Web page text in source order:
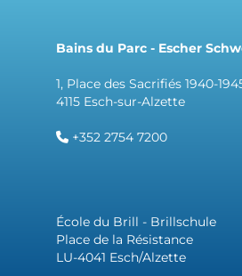
Bains du Parc - Escher
1, Place des Sacrifiés 1940-
4115 Esch-sur-Alzette
+352 2754 7200
École du Brill - Brillschule
Place de la Résistance
LU-4041 Esch/Alzette